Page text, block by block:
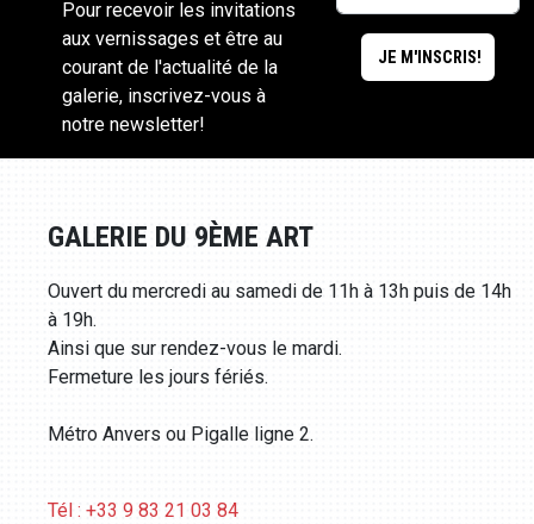
Pour recevoir les invitations
aux vernissages et être au
courant de l'actualité de la
galerie, inscrivez-vous à
notre newsletter!
GALERIE DU 9ÈME ART
Ouvert du mercredi au samedi de 11h à 13h puis de 14h
à 19h.
Ainsi que sur rendez-vous le mardi.
Fermeture les jours fériés.
Métro Anvers ou Pigalle ligne 2.
Tél : +33 9 83 21 03 84